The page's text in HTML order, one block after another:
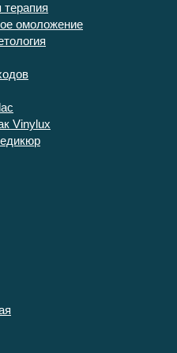
терапия
омоложение
Vinylux